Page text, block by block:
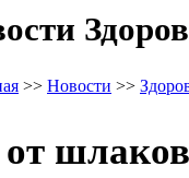
>> Новости >>
от шлаков